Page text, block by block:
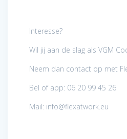
Interesse?
Wil jij aan de slag als VGM
Neem dan contact op met
Bel of app: 06 20 99 45 26
Mail: info@flexatwork.eu